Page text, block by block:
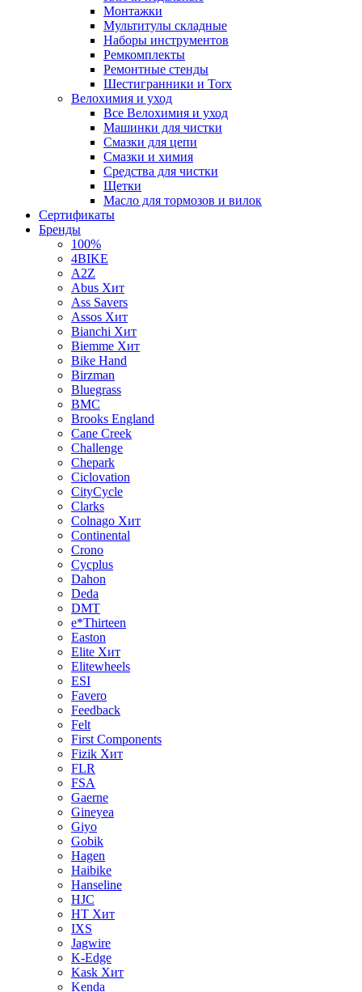
Монтажки
Мультитулы складные
Наборы инструментов
Ремкомплекты
Ремонтные стенды
Шестигранники и Torx
Велохимия и уход
Все Велохимия и уход
Машинки для чистки
Смазки для цепи
Смазки и химия
Средства для чистки
Щетки
Масло для тормозов и вилок
Сертификаты
Бренды
100%
4BIKE
A2Z
Abus Хит
Ass Savers
Assos Хит
Bianchi Хит
Biemme Хит
Bike Hand
Birzman
Bluegrass
BMC
Brooks England
Cane Creek
Challenge
Chepark
Ciclovation
CityCycle
Clarks
Colnago Хит
Continental
Crono
Cycplus
Dahon
Deda
DMT
e*Thirteen
Easton
Elite Хит
Elitewheels
ESI
Favero
Feedback
Felt
First Components
Fizik Хит
FLR
FSA
Gaerne
Gineyea
Giyo
Gobik
Hagen
Haibike
Hanseline
HJC
HT Хит
IXS
Jagwire
K-Edge
Kask Хит
Kenda